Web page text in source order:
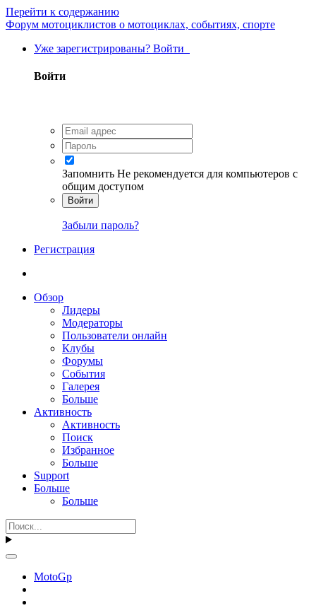
Перейти к содержанию
Форум мотоциклистов о мотоциклах, событиях, спорте
Уже зарегистрированы? Войти
Войти
Запомнить Не рекомендуется для компьютеров с
общим доступом
Войти
Забыли пароль?
Регистрация
Обзор
Лидеры
Модераторы
Пользователи онлайн
Клубы
Форумы
События
Галерея
Больше
Активность
Активность
Поиск
Избранное
Больше
Support
Больше
Больше
MotoGp